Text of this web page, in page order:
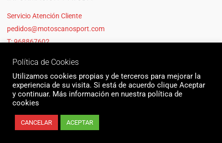
Servicio Atención Cliente
pedidos@motoscanosport.com
T: 968867602
© 2026 Motos Cano Sport | Sitio web creado y mantenido por Unika web
Política de Cookies
Utilizamos cookies propias y de terceros para mejorar la
experiencia de su visita. Si está de acuerdo clique Aceptar
y continuar. Más información en nuestra política de
cookies
CANCELAR ACEPTAR